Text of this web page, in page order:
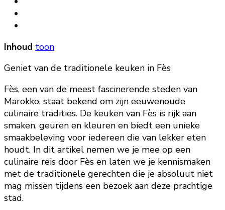
Inhoud toon
Geniet van de traditionele keuken in Fès
Fès, een van de meest fascinerende steden van
Marokko, staat bekend om zijn eeuwenoude
culinaire tradities. De keuken van Fès is rijk aan
smaken, geuren en kleuren en biedt een unieke
smaakbeleving voor iedereen die van lekker eten
houdt. In dit artikel nemen we je mee op een
culinaire reis door Fès en laten we je kennismaken
met de traditionele gerechten die je absoluut niet
mag missen tijdens een bezoek aan deze prachtige
stad.